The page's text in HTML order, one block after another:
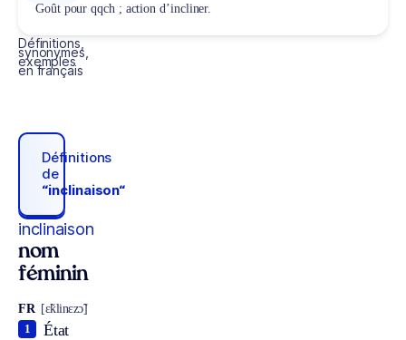
Définitions,
synonymes,
exemples
en français
Définitions
de
“inclinaison“
inclinaison
nom
féminin
FR [ɛ̃klinɛzɔ̃]
État
1
Goût pour qqch ; action d’incliner.